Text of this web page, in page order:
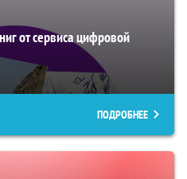
от сервиса цифровой
ПОДРОБНЕЕ